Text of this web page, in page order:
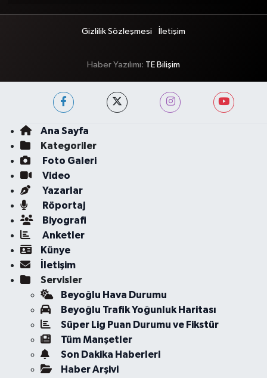
Gizlilik Sözleşmesi İletişim
Haber Yazılımı: TE Bilişim
Ana Sayfa
Kategoriler
Foto Galeri
Video
Yazarlar
Röportaj
Biyografi
Anketler
Künye
İletişim
Servisler
Beyoğlu Hava Durumu
Beyoğlu Trafik Yoğunluk Haritası
Süper Lig Puan Durumu ve Fikstür
Tüm Manşetler
Son Dakika Haberleri
Haber Arşivi